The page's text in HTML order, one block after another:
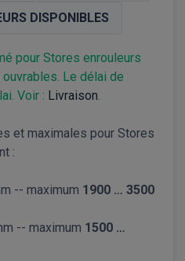
DISPONIBLES
pour Stores enrouleurs
Le délai de
Voir : Livraison.
et maximales pour Stores
:
-- maximum 1900 … 3500
-- maximum 1500 …